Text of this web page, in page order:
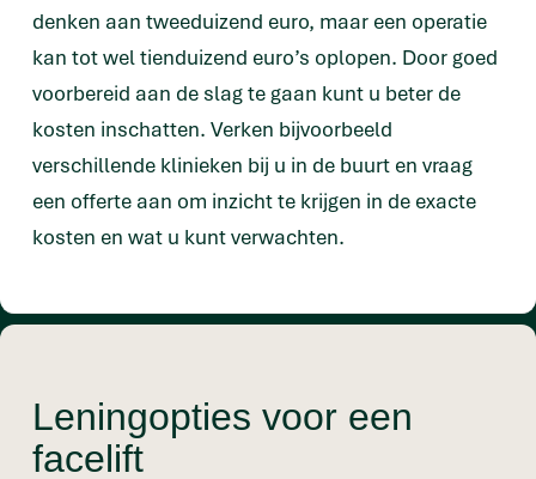
denken aan tweeduizend euro, maar een operatie
kan tot wel tienduizend euro’s oplopen. Door goed
voorbereid aan de slag te gaan kunt u beter de
kosten inschatten. Verken bijvoorbeeld
verschillende klinieken bij u in de buurt en vraag
een offerte aan om inzicht te krijgen in de exacte
kosten en wat u kunt verwachten.
Leningopties voor een
facelift